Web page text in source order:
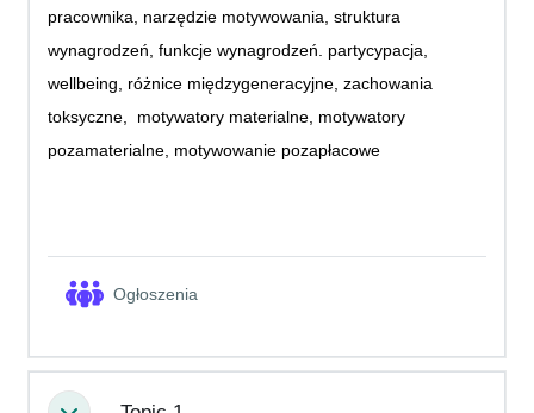
pracownika, narzędzie motywowania, struktura
wynagrodzeń, funkcje wynagrodzeń. partycypacja,
wellbeing, różnice międzygeneracyjne, zachowania
toksyczne, motywatory materialne, motywatory
pozamaterialne, motywowanie pozapłacowe
Ogłoszenia